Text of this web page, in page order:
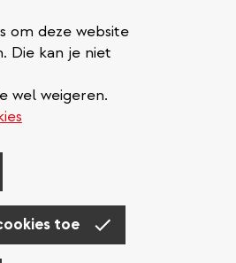
om deze website
Die kan je niet
wel weigeren.
toe